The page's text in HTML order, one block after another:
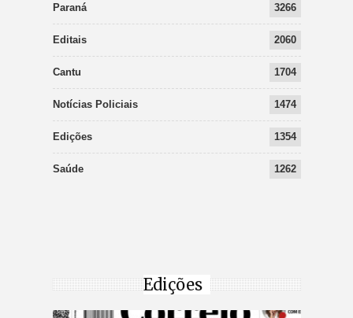
Paraná 3266
Editais 2060
Cantu 1704
Notícias Policiais 1474
Edições 1354
Saúde 1262
Edições